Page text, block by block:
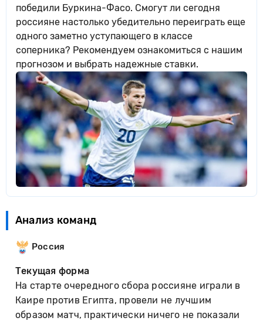
победили Буркина-Фасо. Смогут ли сегодня
россияне настолько убедительно переиграть еще
одного заметно уступающего в классе
соперника? Рекомендуем ознакомиться с нашим
прогнозом и выбрать надежные ставки.
Анализ команд
Россия
Текущая форма
На старте очередного сбора россияне играли в
Каире против Египта, провели не лучшим
образом матч, практически ничего не показали